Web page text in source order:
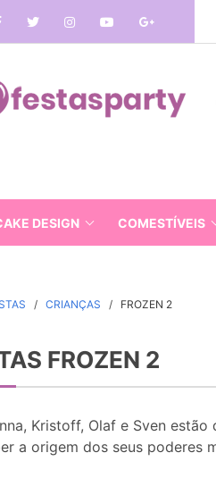
DESIGN COMESTÍVEIS
CRIANÇAS FROZEN 2
FROZEN 2
Kristoff, Olaf e Sven
a origem dos seus poderes